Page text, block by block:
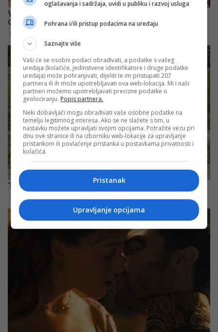
oglašavanja i sadržaja, uvidi u publiku i razvoj usluga
Pohrana i/ili pristup podacima na uređaju
Saznajte više
Vaši će se osobni podaci obrađivati, a podatke s vašeg
uređaja (kolačiće, jedinstvene identifikatore i druge podatke
uređaja) može pohranjivati, dijeliti te im pristupati 207
partnera ili ih može upotrebljavati ova web-lokacija. Mi i naši
partneri možemo upotrebljavati precizne podatke o
geolociranju. Popis partnera.
Neki dobavljači mogu obrađivati vaše osobne podatke na
temelju legitimnog interesa. Ako se ne slažete s tim, u
nastavku možete upravljati svojim opcijama. Potražite vezu pri
dnu ove stranice ili na izborniku web-lokacije za upravljanje
pristankom ili povlačenje pristanka u postavkama privatnosti i
kolačića.
Pristanak
Upravljanje opcijama